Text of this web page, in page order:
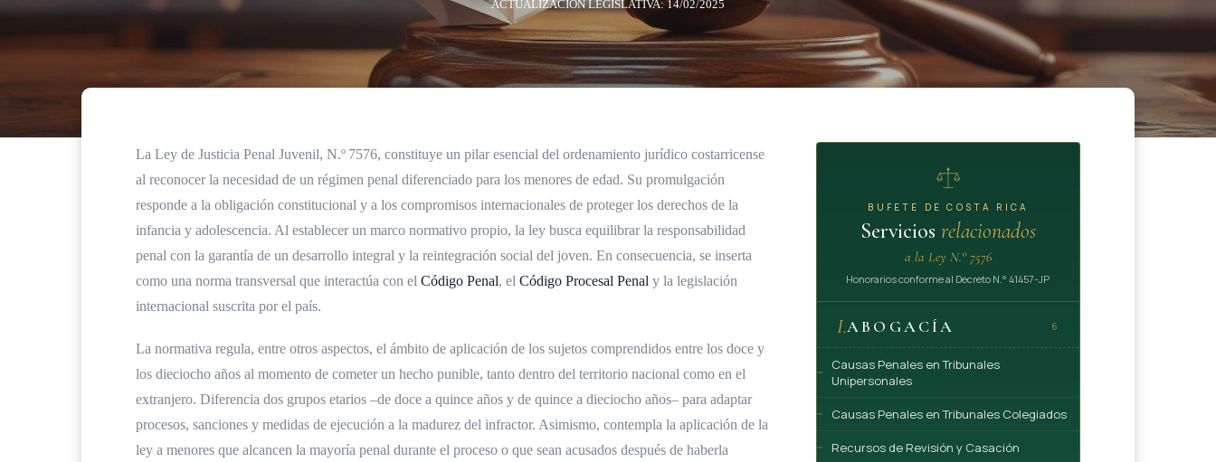
ACTUALIZACIÓN LEGISLATIVA: 14/02/2025
La Ley de Justicia Penal Juvenil, N.º 7576, constituye un pilar esencial del ordenamiento jurídico costarricense
al reconocer la necesidad de un régimen penal diferenciado para los menores de edad. Su promulgación
responde a la obligación constitucional y a los compromisos internacionales de proteger los derechos de la
infancia y adolescencia. Al establecer un marco normativo propio, la ley busca equilibrar la responsabilidad
penal con la garantía de un desarrollo integral y la reintegración social del joven. En consecuencia, se inserta
como una norma transversal que interactúa con el Código Penal, el Código Procesal Penal y la legislación
internacional suscrita por el país.
La normativa regula, entre otros aspectos, el ámbito de aplicación de los sujetos comprendidos entre los doce y
los dieciocho años al momento de cometer un hecho punible, tanto dentro del territorio nacional como en el
extranjero. Diferencia dos grupos etarios –de doce a quince años y de quince a dieciocho años– para adaptar
procesos, sanciones y medidas de ejecución a la madurez del infractor. Asimismo, contempla la aplicación de la
ley a menores que alcancen la mayoría penal durante el proceso o que sean acusados después de haberla
BUFETE DE COSTA RICA
Servicios relacionados
a la Ley N.° 7576
Honorarios conforme al Decreto N.° 41457-JP
I.ABOGACÍA 6
Causas Penales en Tribunales
Unipersonales
Causas Penales en Tribunales Colegiados
Recursos de Revisión y Casación